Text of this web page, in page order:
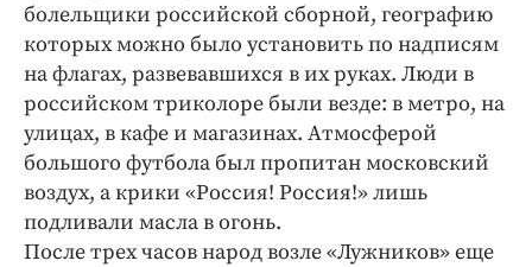
ПРОЕКТЫ
Блоги
Издания
Медиаперсона
Интересное чтиво
Клиника года
Бренд года
болельщики российской сборной, географию
которых можно было установить по надписям
на флагах, развевавшихся в их руках. Люди в
российском триколоре были везде: в метро, на
улицах, в кафе и магазинах. Атмосферой
большого футбола был пропитан московский
воздух, а крики «Россия! Россия!» лишь
подливали масла в огонь.
После трех часов народ возле «Лужников» еще